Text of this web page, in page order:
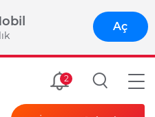
Aç
Size Özel
2